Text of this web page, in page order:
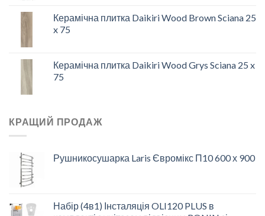
Керамічна плитка Daikiri Wood Brown Sciana 25
x 75
Керамічна плитка Daikiri Wood Grys Sciana 25 x
75
КРАЩИЙ ПРОДАЖ
Рушникосушарка Laris Євромікс П10 600 х 900
Набір (4в1) Інсталяція OLI120 PLUS в